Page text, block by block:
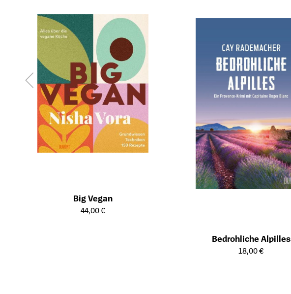
Big Vegan
Öffnet die Detailseite des Produkts
44,00 €
Bedrohliche Alpilles
Öffnet die Detailseite des Produkts
18,00 €